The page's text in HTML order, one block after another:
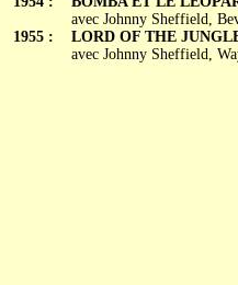
1955 :
avec Johnny Sheffield,
LORD OF THE
avec Johnny Sheffield,